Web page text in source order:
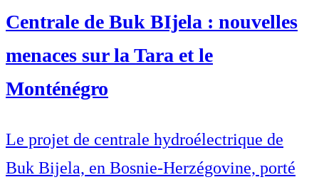
Centrale de Buk BIjela : nouvelles
menaces sur la Tara et le
Monténégro
Le projet de centrale hydroélectrique de
Buk Bijela, en Bosnie-Herzégovine, porté